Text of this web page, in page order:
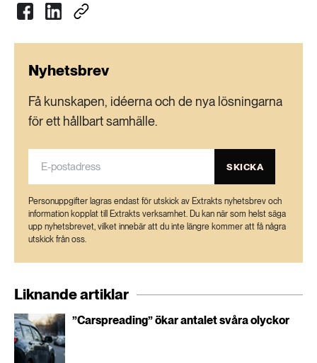
Nyhetsbrev
Få kunskapen, idéerna och de nya lösningarna
för ett hållbart samhälle.
SKICKA
Personuppgifter lagras endast för utskick av Extrakts nyhetsbrev och
information kopplat till Extrakts verksamhet. Du kan när som helst säga
upp nyhetsbrevet, vilket innebär att du inte längre kommer att få några
utskick från oss.
Liknande artiklar
”Carspreading” ökar antalet svåra olyckor